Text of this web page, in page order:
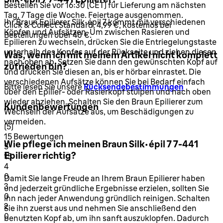
Ihr Braun Epilierer Silk-épil 7 kommt mit verschiedenen
Köpfen und Aufsätzen. Um zwischen Rasieren und
Epilieren zu wechseln, drücken Sie die Entriegelungstaste
unterhalb des Kopfes auf der Rückseite und ziehen diesen
nach oben ab. Setzen Sie dann den gewünschten Kopf auf
und drücken Sie diesen an, bis er hörbar einrastet. Die
verschiedenen Aufsätze können Sie bei Bedarf einfach
über den Epilier- oder Rasierkopf stülpen und nach oben
wieder abziehen. Schalten Sie den Braun Epilierer zum
Wechseln der Aufsätze aus, um Beschädigungen zu
vermeiden.
Wie pflege ich meinen Braun Silk-épil 7 7-441
Epilierer richtig?
Damit Sie lange Freude an Ihrem Braun Epilierer haben
und jederzeit gründliche Ergebnisse erzielen, sollten Sie
ihn nach jeder Anwendung gründlich reinigen. Schalten
Sie ihn zuerst aus und nehmen Sie anschließend den
benutzten Kopf ab, um ihn sanft auszuklopfen. Dadurch
Bestellen Sie vor 16:30 (CET) für Lieferung am nächsten
Tag, 7 Tage die Woche. Feiertage ausgenommen.
Click & Collect Standard, 4,99 €, kostenlos bei
Bestellungen über 40 €.
Was, wenn ich mit meinem Artikel nicht komplett
zufrieden bin?
Bitte lesen Sie unsereRücksendebestimmungen
Kundenbewertungen
5 Sterne von maximal 5
(5)
15 Bewertungen
51 Sterne von maximal 1
15
41 Sterne von maximal 1
0
31 Sterne von maximal 1
0
21 Sterne von maximal 1
0